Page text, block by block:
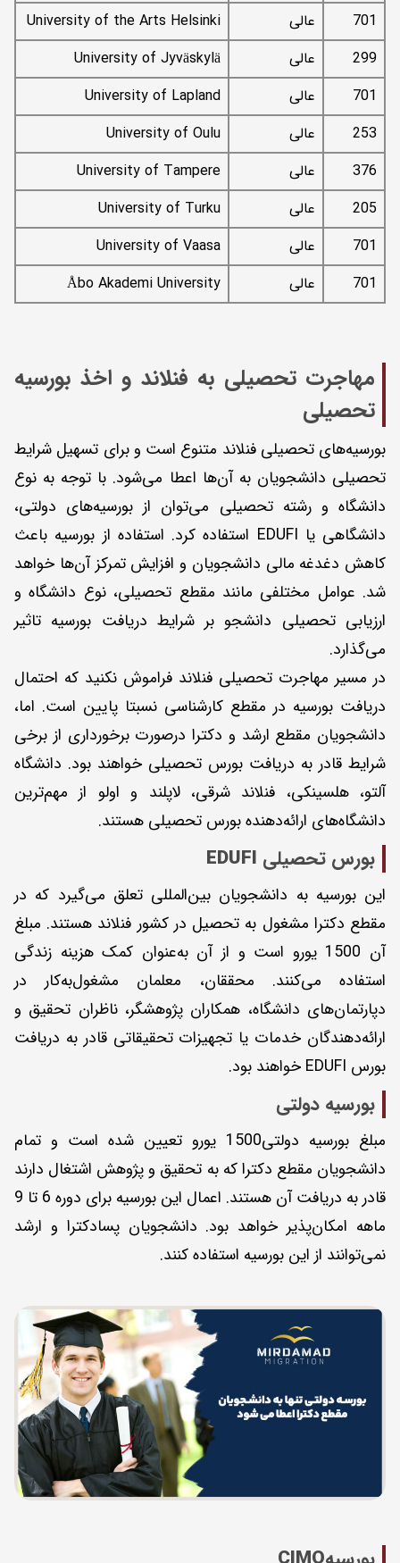
701 عالی
University of the Arts Helsinki
299
عالی
University of Jyväskylä
701
عالی
University of Lapland
253
عالی
University of Oulu
376
عالی
University of Tampere
205
عالی
University of Turku
701
عالی
University of Vaasa
701
عالی Åbo Akademi University
مهاجرت تحصیلی به فنلاند و اخذ بورسیه
تحصیلی
بورسیه‌های تحصیلی فنلاند متنوع است و برای تسهیل شرایط
تحصیلی دانشجویان به آن‌ها اعطا می‌شود. با توجه به نوع
دانشگاه و رشته تحصیلی می‌توان از بورسیه‌های دولتی،
دانشگاهی یا EDUFI استفاده کرد. استفاده از بورسیه باعث
کاهش دغدغه مالی دانشجویان و افزایش تمرکز آن‌ها خواهد
شد. عوامل مختلفی مانند مقطع تحصیلی، نوع دانشگاه و
ارزیابی تحصیلی دانشجو بر شرایط دریافت بورسیه تاثیر
می‌گذارد.
در مسیر مهاجرت تحصیلی فنلاند فراموش نکنید که احتمال
دریافت بورسیه در مقطع کارشناسی نسبتا پایین است. اما،
دانشجویان مقطع ارشد و دکترا در‌صورت برخورداری از برخی
شرایط قادر به دریافت بورس تحصیلی خواهند بود. دانشگاه
آلتو، هلسینکی، فنلاند شرقی، لاپلند و اولو از مهم‌ترین
دانشگاه‌های ارائه‌دهنده بورس تحصیلی هستند.
بورس تحصیلی EDUFI
این بورسیه به دانشجویان بین‌المللی تعلق می‌گیرد که در
مقطع دکترا مشغول به تحصیل در کشور فنلاند هستند. مبلغ
آن 1500 یورو است و از آن به‌عنوان کمک هزینه زندگی
استفاده می‌کنند. محققان، معلمان مشغول‌به‌کار در
دپارتمان‌های دانشگاه، همکاران پژوهشگر، ناظران تحقیق و
ارائه‌دهندگان خدمات یا تجهیزات تحقیقاتی قادر به دریافت
بورس EDUFI خواهند بود.
بورسیه دولتی
مبلغ بورسیه دولتی1500 یورو تعیین شده است و تمام
دانشجویان مقطع دکترا که به تحقیق و پژوهش اشتغال دارند
قادر به دریافت آن هستند. اعمال این بورسیه برای دوره 6 تا 9
ماهه امکان‌پذیر خواهد بود. دانشجویان پسادکترا و ارشد
نمی‌توانند از این بورسیه استفاده کنند.